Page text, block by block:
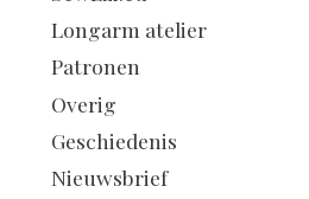
Longarm atelier
Patronen
Overig
Geschiedenis
Nieuwsbrief